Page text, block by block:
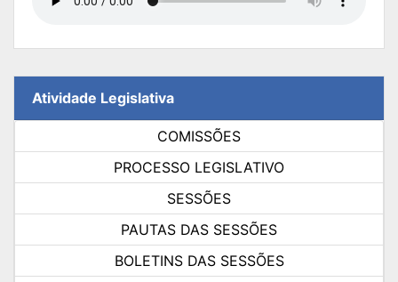
Atividade Legislativa
COMISSÕES
PROCESSO LEGISLATIVO
SESSÕES
PAUTAS DAS SESSÕES
BOLETINS DAS SESSÕES